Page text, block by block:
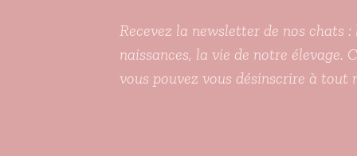
Recevez la newsletter de nos chats :
naissances, la vie de notre
vous pouvez vous désinscrire à tout